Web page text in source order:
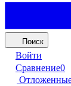
Поиск
Войти
Сравнение0